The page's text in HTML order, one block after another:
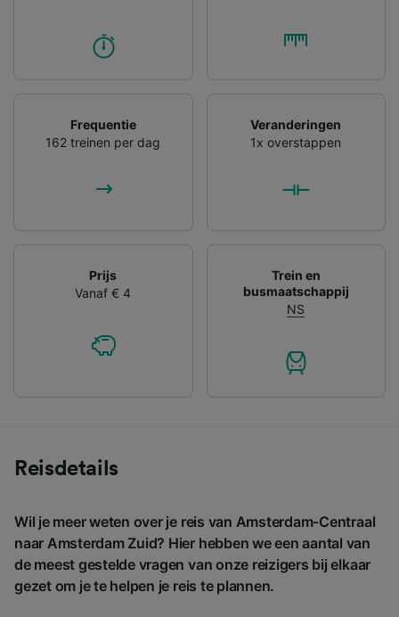
Frequentie
162 treinen per dag
Veranderingen
1x overstappen
Prijs
Vanaf € 4
Trein en
busmaatschappij
NS
Reisdetails
Wil je meer weten over je reis van Amsterdam-Centraal
naar Amsterdam Zuid? Hier hebben we een aantal van
de meest gestelde vragen van onze reizigers bij elkaar
gezet om je te helpen je reis te plannen.